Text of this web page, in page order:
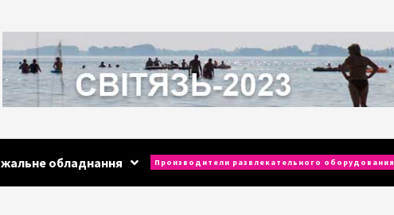
обладнання Производители развлекательного оборудования